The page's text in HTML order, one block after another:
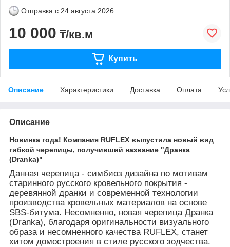
Отправка с 24 августа 2026
10 000 ₸/кв.м
Купить
Описание Характеристики Доставка Оплата
Описание
Новинка года! Компания RUFLEX выпустила новый вид
гибкой черепицы, получивший название "Дранка
(Dranka)"
Данная черепица - симбиоз дизайна по мотивам
старинного русского кровельного покрытия -
деревянной дранки и современной технологии
производства кровельных материалов на основе
SBS-битума. Несомненно, новая черепица Дранка
(Dranka), благодаря оригинальности визуального
образа и несомненного качества RUFLEX, станет
хитом домостроения в стиле русского зодчества.